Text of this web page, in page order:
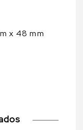
x 48 mm